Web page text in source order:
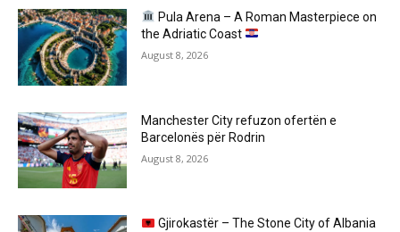
Pula Arena – A Roman Masterpiece on
the Adriatic Coast
August 8, 2026
Manchester City refuzon ofertën e
Barcelonës për Rodrin
August 8, 2026
Gjirokastër – The Stone City of Albania